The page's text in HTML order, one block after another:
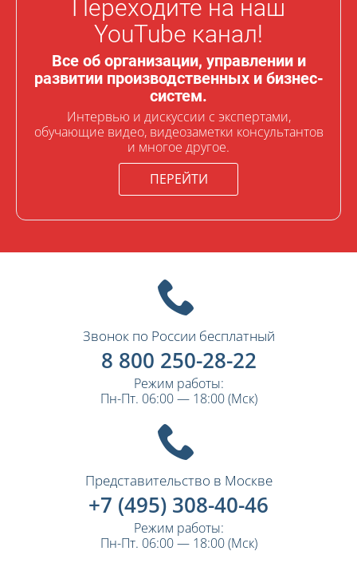
Переходите на наш
YouTube канал!
Все об организации, управлении и
развитии производственных и бизнес-
систем.
Интервью и дискуссии с экспертами,
обучающие видео, видеозаметки консультантов
и многое другое.
ПЕРЕЙТИ
Звонок по России бесплатный
8 800 250-28-22
Режим работы:
Пн-Пт. 06:00 — 18:00 (Мск)
Представительство в Москве
+7 (495) 308-40-46
Режим работы:
Пн-Пт. 06:00 — 18:00 (Мск)